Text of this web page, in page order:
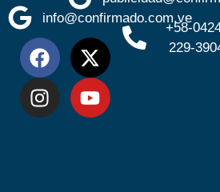
info@confirmado.com.ve
+58-
229-